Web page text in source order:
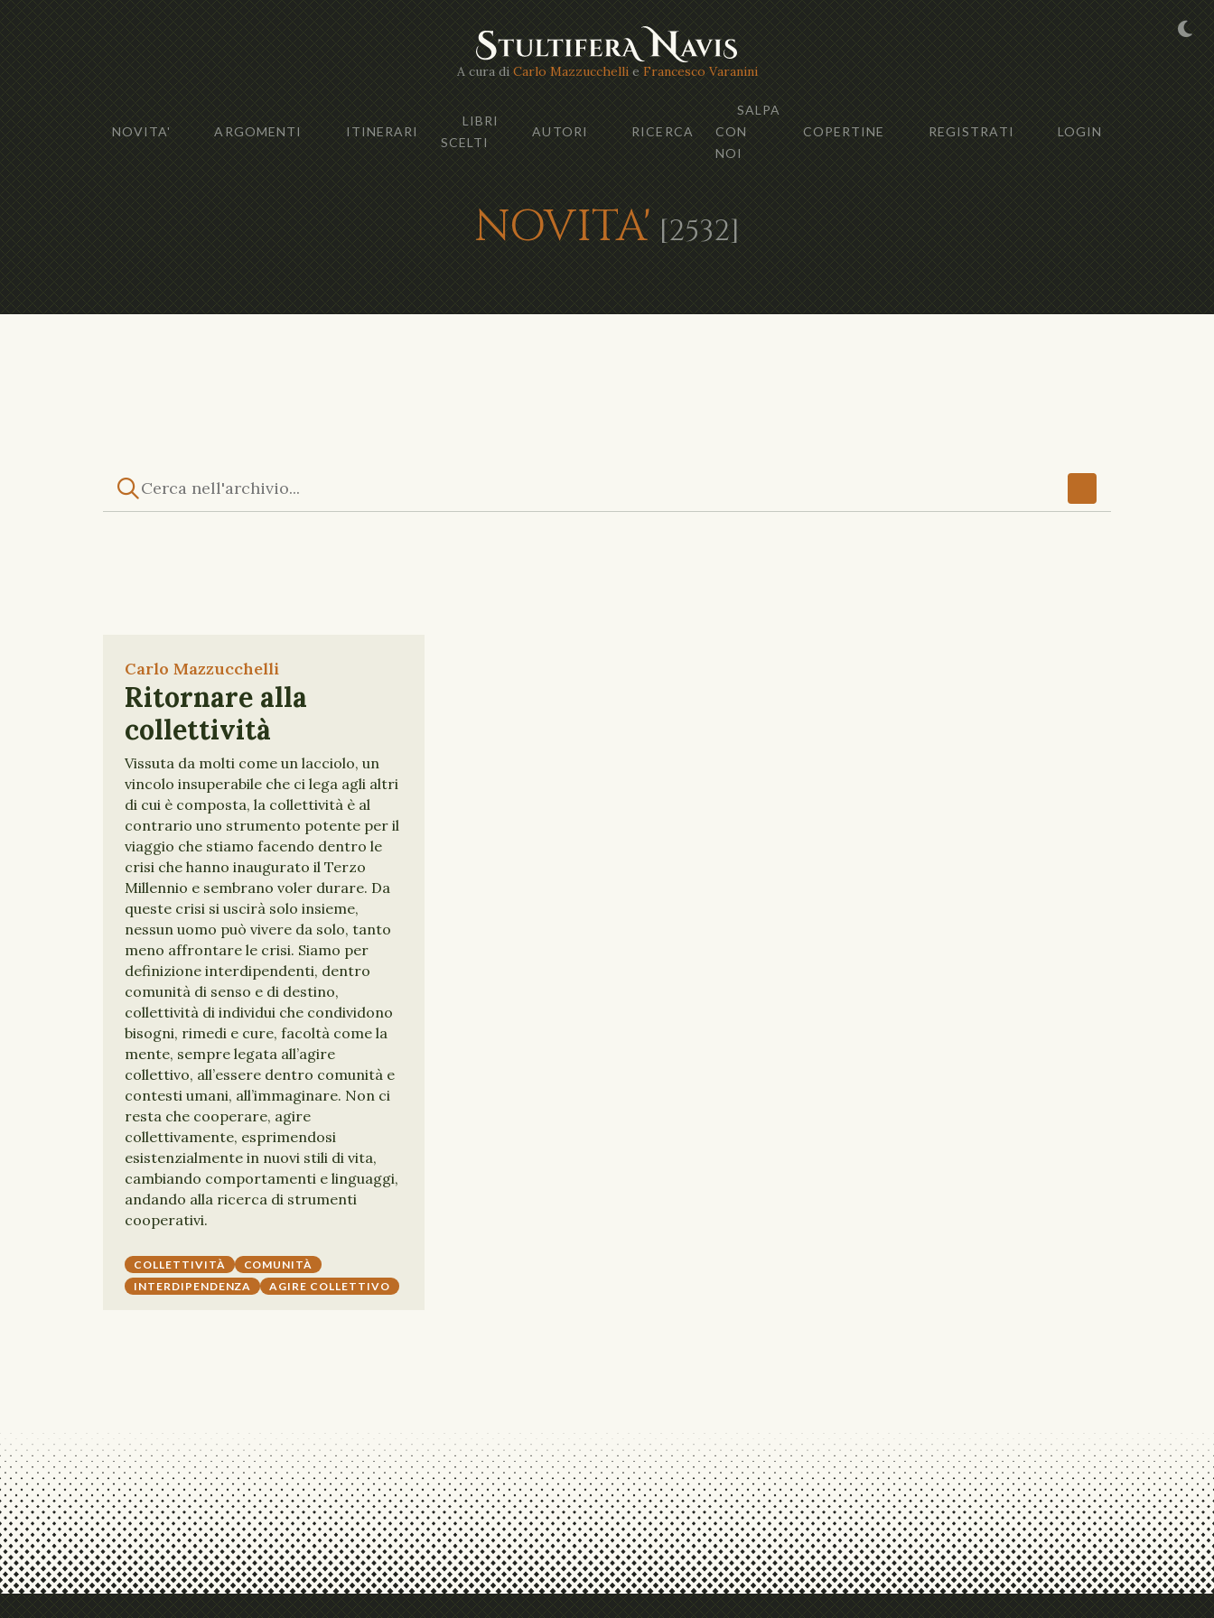
A cura di Carlo Mazzucchellie Francesco Varanini
NOVITA' ARGOMENTI ITINERARI
LIBRI
SCELTI
AUTORI RICERCA
SALPA
CON
NOI
COPERTINE REGISTRATI LOGIN
NOVITA' [2532]
Carlo Mazzucchelli
Ritornare alla
collettività
Vissuta da molti come un lacciolo, un
vincolo insuperabile che ci lega agli altri
di cui è composta, la collettività è al
contrario uno strumento potente per il
viaggio che stiamo facendo dentro le
crisi che hanno inaugurato il Terzo
Millennio e sembrano voler durare. Da
queste crisi si uscirà solo insieme,
nessun uomo può vivere da solo, tanto
meno affrontare le crisi. Siamo per
definizione interdipendenti, dentro
comunità di senso e di destino,
collettività di individui che condividono
bisogni, rimedi e cure, facoltà come la
mente, sempre legata all’agire
collettivo, all’essere dentro comunità e
contesti umani, all’immaginare. Non ci
resta che cooperare, agire
collettivamente, esprimendosi
esistenzialmente in nuovi stili di vita,
cambiando comportamenti e linguaggi,
andando alla ricerca di strumenti
cooperativi.
COLLETTIVITÀ
COMUNITÀ
INTERDIPENDENZA
AGIRE COLLETTIVO